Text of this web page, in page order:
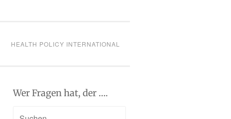
HEALTH POLICY INTERNATIONAL
Wer Fragen hat, der ….
Suchen